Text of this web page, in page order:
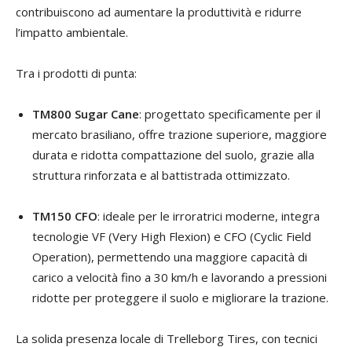
contribuiscono ad aumentare la produttività e ridurre
l’impatto ambientale.
Tra i prodotti di punta:
TM800 Sugar Cane: progettato specificamente per il
mercato brasiliano, offre trazione superiore, maggiore
durata e ridotta compattazione del suolo, grazie alla
struttura rinforzata e al battistrada ottimizzato.
TM150 CFO: ideale per le irroratrici moderne, integra
tecnologie VF (Very High Flexion) e CFO (Cyclic Field
Operation), permettendo una maggiore capacità di
carico a velocità fino a 30 km/h e lavorando a pressioni
ridotte per proteggere il suolo e migliorare la trazione.
La solida presenza locale di Trelleborg Tires, con tecnici